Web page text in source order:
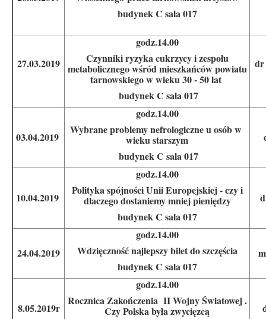
budynek C sala 017
27.03.2019
godz.14.00
Czynniki ryzyka cukrzycy i zespołu
metabolicznego wśród mieszkańców powiatu
tarnowskiego w wieku 30 - 50 lat
budynek C sala 017
dr
03.04.2019
godz.14.00
Wybrane problemy nefrologiczne u osób w
wieku starszym
budynek C sala 017
10.04.2019
godz.14.00
Polityka spójności Unii Europejskiej - czy i
dlaczego dostaniemy mniej pieniędzy
budynek C sala 017
24.04.2019
godz.14.00
Wdzięczność najlepszy bilet do szczęścia
budynek C sala 017
8.05.2019r
godz.14.00
Rocznica Zakończenia II Wojny Światowej .
Czy Polska była zwycięzcą